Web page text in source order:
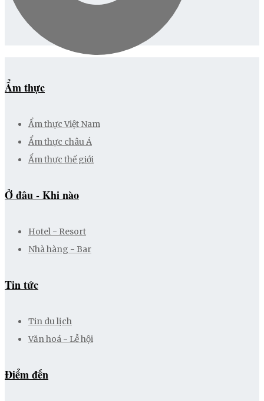
Ẩm thực
Ẩm thực Việt Nam
Ẩm thực châu Á
Ẩm thực thế giới
Ở đâu - Khi nào
Hotel - Resort
Nhà hàng - Bar
Tin tức
Tin du lịch
Văn hoá - Lễ hội
Điểm đến